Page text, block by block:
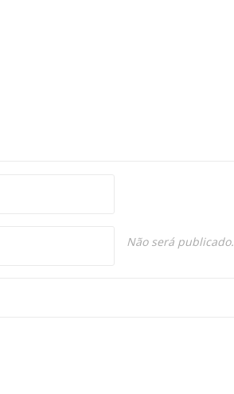
Não será publicado.